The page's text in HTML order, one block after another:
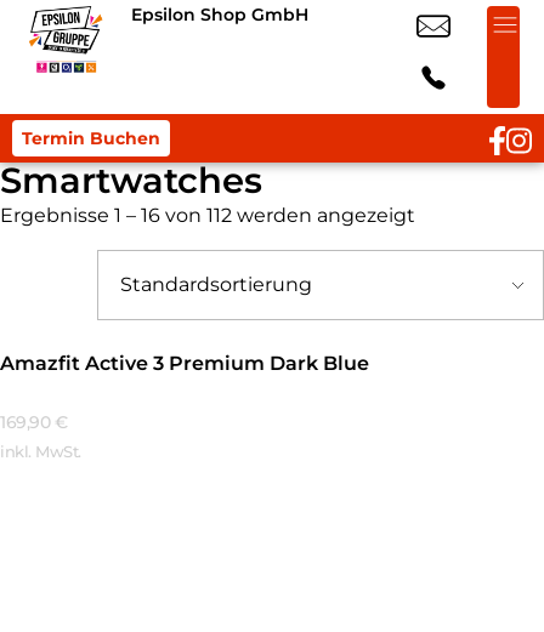
Epsilon Shop GmbH
Termin Buchen
Smartwatches
Ergebnisse 1 – 16 von 112 werden angezeigt
Amazfit Active 3 Premium Dark Blue
169,90 €
inkl. MwSt.